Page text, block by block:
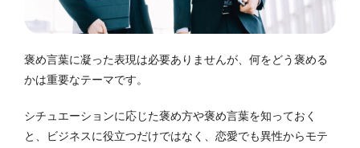
褒め言葉に凝った表現は必要ありませんが、何をどう褒める
かは重要なテーマです。
シチュエーションに応じた褒め方や褒め言葉を知っておく
と、ビジネスに役立つだけではなく、恋愛でも異性からモテ